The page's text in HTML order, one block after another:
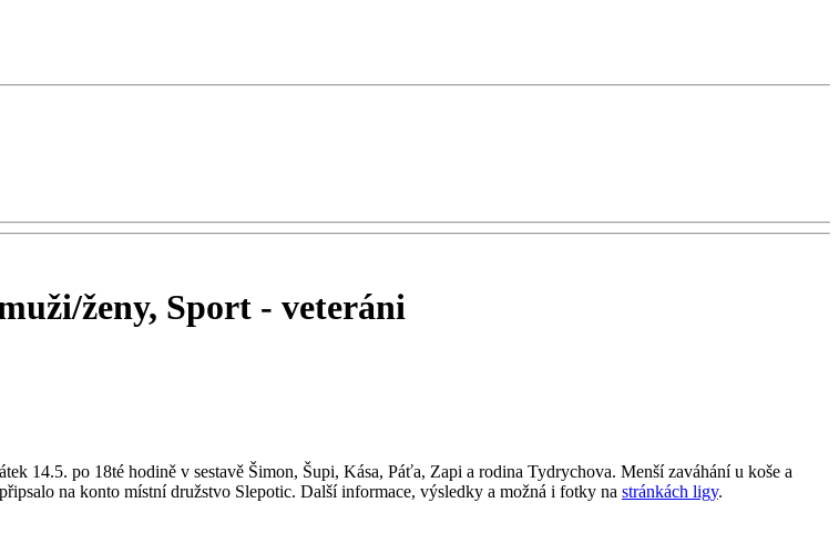
ženy, Sport - veteráni
po 18té hodině v sestavě Šimon, Šupi, Kása, Páťa, Zapi a rodina Tydrychova. Menší zaváhání u koše a
na konto místní družstvo Slepotic. Další informace, výsledky a možná i fotky na stránkách ligy.